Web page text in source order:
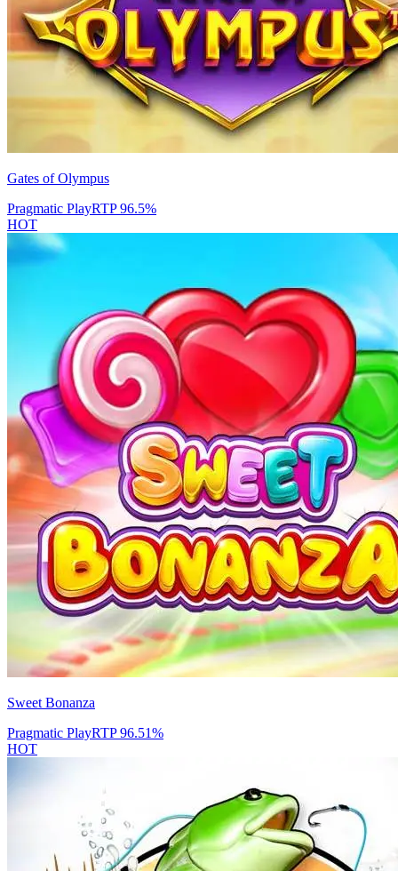
Gates of Olympus
Pragmatic PlayRTP96.5%
HOT
Sweet Bonanza
Pragmatic PlayRTP96.51%
HOT